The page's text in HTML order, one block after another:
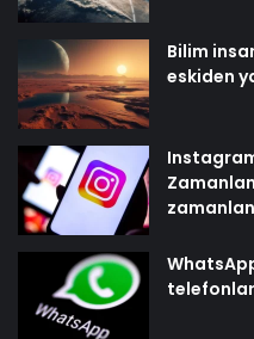
Bilim
eskiden